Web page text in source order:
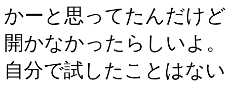
かーと思ってたんだけ
開かなかったらしいよ。
自分で試したことはな